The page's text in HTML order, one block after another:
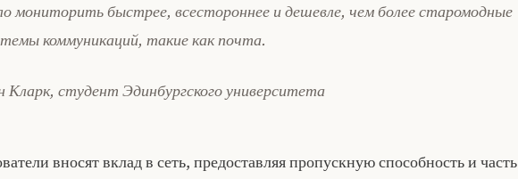
мониторить быстрее, всестороннее и дешевле, чем более старомодные
коммуникаций, такие как почта.
Кларк, студент Эдинбургского университета
вносят вклад в сеть, предоставляя пропускную способность и часть